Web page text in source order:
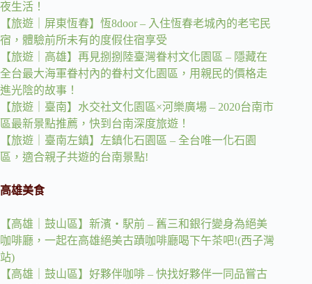
夜生活！
【旅遊｜屏東恆春】恆8door – 入住恆春老城內的老宅民
宿，體驗前所未有的度假住宿享受
【旅遊｜高雄】再見捌捌陸臺灣眷村文化園區 – 隱藏在
全台最大海軍眷村內的眷村文化園區，用親民的價格走
進光陰的故事！
【旅遊｜臺南】水交社文化園區×河樂廣場 – 2020台南市
區最新景點推薦，快到台南深度旅遊！
【旅遊｜臺南左鎮】左鎮化石園區 – 全台唯一化石園
區，適合親子共遊的台南景點!
高雄美食
【高雄｜鼓山區】新濱・駅前 – 舊三和銀行變身為絕美
咖啡廳，一起在高雄絕美古蹟咖啡廳喝下午茶吧!(西子灣
站)
【高雄｜鼓山區】好夥伴咖啡 – 快找好夥伴一同品嘗古